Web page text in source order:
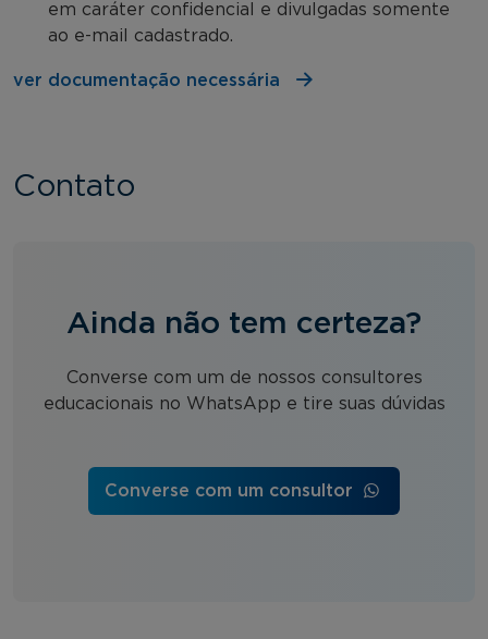
em caráter confidencial e divulgadas somente
ao e-mail cadastrado.
ver documentação necessária
Contato
Ainda não tem certeza?
Converse com um de nossos consultores
educacionais no WhatsApp e tire suas dúvidas
Converse com um consultor